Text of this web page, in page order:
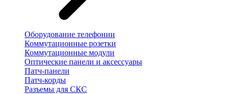
Оборудование телефонии
Коммутационные розетки
Коммутационные модули
Оптические панели и аксессуары
Патч-панели
Патч-корды
Разъемы для СКС